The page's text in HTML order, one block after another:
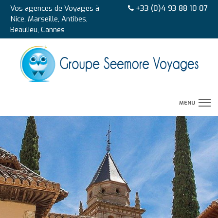
Vos agences de Voyages à
Nice, Marseille, Antibes,
Beaulieu, Cannes
+33 (0)4 93 88 10 07
MENU
CIRCUITS
AUTOTOURS
SEJOURS
CROISIERES